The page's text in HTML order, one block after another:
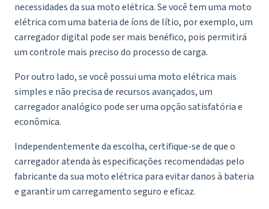
necessidades da sua moto elétrica. Se você tem uma moto
elétrica com uma bateria de íons de lítio, por exemplo, um
carregador digital pode ser mais benéfico, pois permitirá
um controle mais preciso do processo de carga.
Por outro lado, se você possui uma moto elétrica mais
simples e não precisa de recursos avançados, um
carregador analógico pode ser uma opção satisfatória e
econômica.
Independentemente da escolha, certifique-se de que o
carregador atenda às especificações recomendadas pelo
fabricante da sua moto elétrica para evitar danos à bateria
e garantir um carregamento seguro e eficaz.